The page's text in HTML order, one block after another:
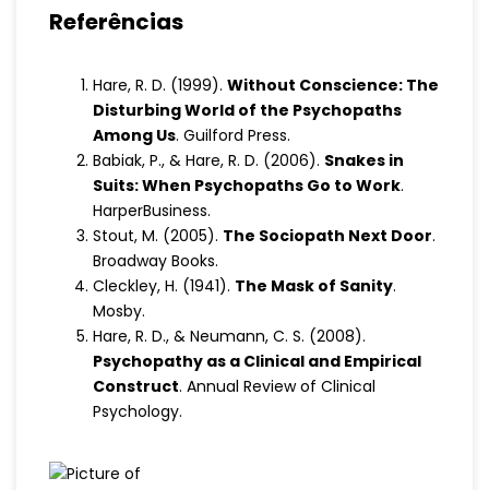
Referências
Hare, R. D. (1999). Without Conscience: The
Disturbing World of the Psychopaths
Among Us. Guilford Press.
Babiak, P., & Hare, R. D. (2006). Snakes in
Suits: When Psychopaths Go to Work.
HarperBusiness.
Stout, M. (2005). The Sociopath Next Door.
Broadway Books.
Cleckley, H. (1941). The Mask of Sanity.
Mosby.
Hare, R. D., & Neumann, C. S. (2008).
Psychopathy as a Clinical and Empirical
Construct. Annual Review of Clinical
Psychology.